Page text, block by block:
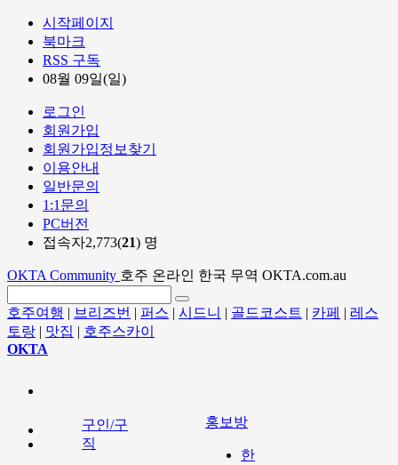
시작페이지
북마크
RSS 구독
08월 09일(일)
로그인
회원가입
회원가입정보찾기
이용안내
일반문의
1:1문의
PC버전
접속자2,773(21) 명
OKTA Community 호주 온라인 한국 무역 OKTA.com.au
호주여행 | 브리즈번 | 퍼스 | 시드니 | 골드코스트 | 카페 | 레스
토랑 | 맛집 | 호주스카이
OKTA
구인/구
직
홍보방
한